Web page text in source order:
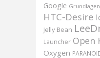
Google Grundlagen
HTC-Desire
Jelly Bean
Launcher Open
Oxygen